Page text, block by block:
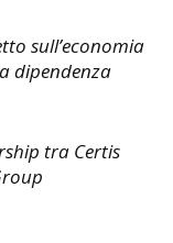
sull’economia
dipendenza
tra Certis